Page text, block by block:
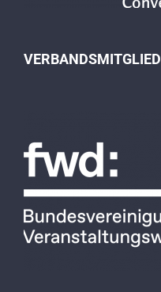
VERBANDSMITGLIED